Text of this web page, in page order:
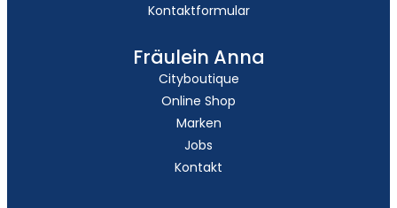
Kontaktformular
Fräulein Anna
Cityboutique
Online Shop
Marken
Jobs
Kontakt